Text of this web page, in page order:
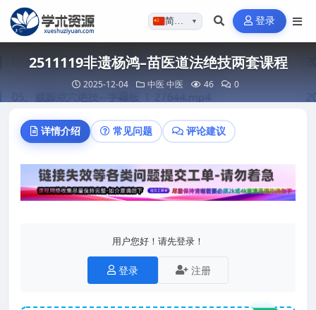
简体…▼ 登录
2511119非遗杨鸿–苗医道法绝技两套课程
2025-12-04 中医 中医 46 0
详情介绍 常见问题 评论建议
用户您好！请先登录！
登录 注册